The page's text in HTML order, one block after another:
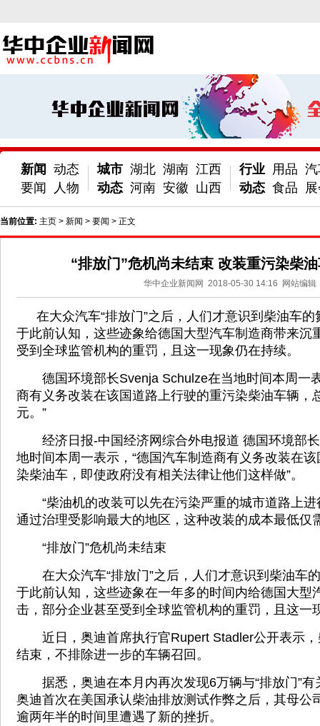
新闻
要闻
动态
人物
城市
动态
湖北 湖南 江西
河南 安徽 山西
行业
动态
用品
食品
当前位置: 主页 > 新闻 > 要闻 > 正文
“排放门”危机尚未结束 改装重污染柴
华中企业新闻网 2018-05-30 14:16 网站编辑
在大众汽车“排放门”之后，人们才意识到柴油车的
于此前认知，这些迹象给德国大型汽车制造商带来沉
受到全球监管机构的重罚，且这一现象仍在持续。
德国环境部长Svenja Schulze在当地时间本周一
商有义务改装在该国道路上行驶的重污染柴油车辆，
元。”
经济日报-中国经济网综合外电报道 德国环境部长
地时间本周一表示，“德国汽车制造商有义务改装在
染柴油车，即使政府没有相关法律让他们这样做”。
“柴油机的改装可以先在污染严重的城市道路上进
通过治理受影响最大的地区，这种改装的成本最低仅
“排放门”危机尚未结束
在大众汽车“排放门”之后，人们才意识到柴油车
于此前认知，这些迹象在一年多的时间内给德国大型
击，部分企业甚至受到全球监管机构的重罚，且这一
近日，奥迪首席执行官Rupert Stadler公开表示，
结束，不排除进一步的车辆召回。
据悉，奥迪在本月内再次发现6万辆与“排放门”有
奥迪首次在美国承认柴油排放测试作弊之后，其母
逾两年半的时间里遭遇了新的挫折。